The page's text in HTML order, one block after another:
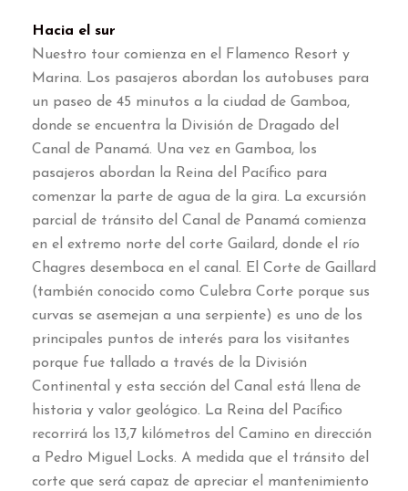
Hacia el sur
Nuestro tour comienza en el Flamenco Resort y
Marina. Los pasajeros abordan los autobuses para
un paseo de 45 minutos a la ciudad de Gamboa,
donde se encuentra la División de Dragado del
Canal de Panamá. Una vez en Gamboa, los
pasajeros abordan la Reina del Pacífico para
comenzar la parte de agua de la gira. La excursión
parcial de tránsito del Canal de Panamá comienza
en el extremo norte del corte Gailard, donde el río
Chagres desemboca en el canal. El Corte de Gaillard
(también conocido como Culebra Corte porque sus
curvas se asemejan a una serpiente) es uno de los
principales puntos de interés para los visitantes
porque fue tallado a través de la División
Continental y esta sección del Canal está llena de
historia y valor geológico. La Reina del Pacífico
recorrirá los 13,7 kilómetros del Camino en dirección
a Pedro Miguel Locks. A medida que el tránsito del
corte que será capaz de apreciar el mantenimiento